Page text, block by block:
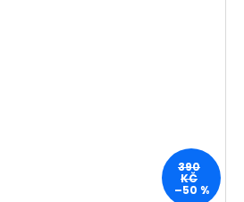
390
KČ
–50 %